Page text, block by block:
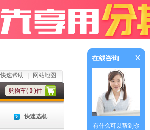
快速帮助 网站地图
购物车( 0 )件
快速选机
在线咨询 x
有什么可以帮到你